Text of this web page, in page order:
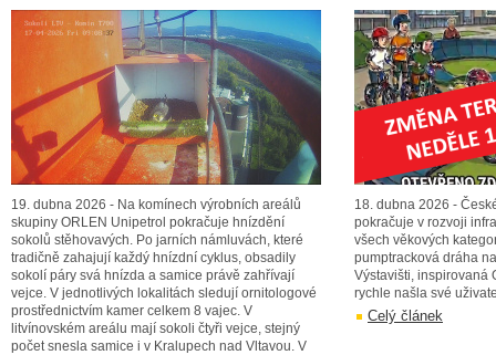
19. dubna 2026 - Na komínech výrobních areálů
skupiny ORLEN Unipetrol pokračuje hnízdění
sokolů stěhovavých. Po jarních námluvách, které
tradičně zahajují každý hnízdní cyklus, obsadily
sokolí páry svá hnízda a samice právě zahřívají
vejce. V jednotlivých lokalitách sledují ornitologové
prostřednictvím kamer celkem 8 vajec. V
litvínovském areálu mají sokoli čtyři vejce, stejný
počet snesla samice i v Kralupech nad Vltavou. V
18. dubna 2026 -
pokračuje v rozvoji
všech věkových
pumptracková dráha
Výstavišti, inspirovaná
rychle našla své
Celý článek